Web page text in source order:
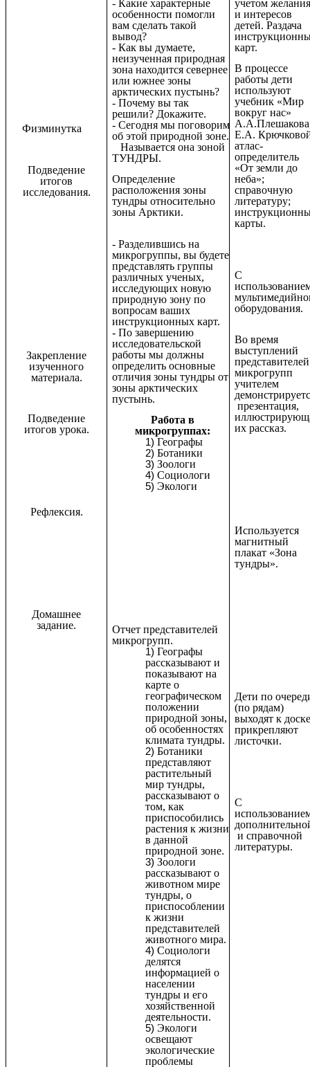
Физминутка
Подведение
итогов
исследования.
Закрепление
изученного
материала.
Подведение
итогов урока.
Рефлексия.
Домашнее
задание.
- Какие характерные
особенности помогли
вам сделать такой
вывод?
- Как вы думаете,
неизученная природная
зона находится севернее
или южнее зоны
арктических пустынь?
- Почему вы так
решили? Докажите.
- Сегодня мы поговорим
об этой природной зоне.
Называется она зоной
ТУНДРЫ.
Определение
расположения зоны
тундры относительно
зоны Арктики.
- Разделившись на
микрогруппы, вы будете
представлять группы
различных ученых,
исследующих новую
природную зону по
вопросам ваших
инструкционных карт.
- По завершению
исследовательской
работы мы должны
определить основные
отличия зоны тундры от
зоны арктических
пустынь.
Работа в
микрогруппах:
Географы
Ботаники
Зоологи
Социологи
Экологи
Отчет представителей
микрогрупп.
Географы
рассказывают и
показывают на
карте о
географическом
положении
природной зоны,
об особенностях
климата тундры.
Ботаники
представляют
растительный
мир тундры,
рассказывают о
том, как
приспособились
растения к жизни
в данной
природной зоне.
Зоологи
рассказывают о
животном мире
тундры, о
приспособлении
к жизни
представителей
животного мира.
Социологи
делятся
информацией о
населении
тундры и его
хозяйственной
деятельности.
Экологи
освещают
экологические
проблемы
учетом
и интересов
детей. Раздача
карт.
В процессе
работы дети
используют
учебник «Мир
вокруг нас»
Е.А.
атлас-
определитель
«От земли до
неба»;
справочную
литературу;
карты.
С
оборудования.
Во время
выступлений
представителей
микрогрупп
учителем
презентация,
их рассказ.
Используется
магнитный
плакат «Зона
тундры».
Дети по
(по рядам)
выходят к
прикрепляют
листочки.
С
и справочной
литературы.